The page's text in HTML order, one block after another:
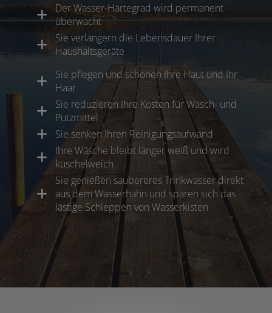
Der Wasser-Härtegrad wird permanent
überwacht
Sie verlängern die Lebensdauer Ihrer
Haushaltsgeräte
Sie pflegen und schonen Ihre Haut und Ihr
Haar
Sie reduzieren Ihre Kosten für Wasch- und
Putzmittel
Sie senken Ihren Reinigungsaufwand
Ihre Wäsche bleibt länger weiß und wird
kuschelweich
Sie genießen saubereres Trinkwasser direkt
aus dem Wasserhahn und sparen sich das
lästige Schleppen von Wasserkisten